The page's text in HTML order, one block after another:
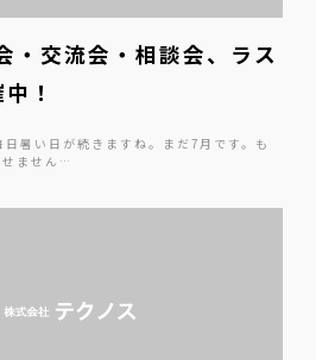
・交流会・相談会、ラス
！
暑い日が続きますね。まだ7月です。も
せません…